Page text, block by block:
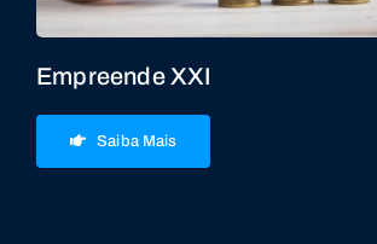
Empreende XXI
Saiba Mais